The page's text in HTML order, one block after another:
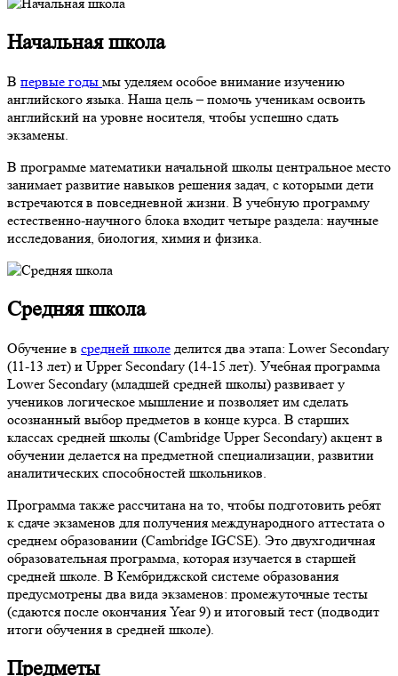
Начальная школа
В первые годы мы уделяем особое внимание изучению
английского языка. Наша цель – помочь ученикам освоить
английский на уровне носителя, чтобы успешно сдать
экзамены.
В программе математики начальной школы центральное место
занимает развитие навыков решения задач, с которыми дети
встречаются в повседневной жизни. В учебную программу
естественно-научного блока входит четыре раздела: научные
исследования, биология, химия и физика.
Средняя школа
Обучение в средней школе делится два этапа: Lower Secondary
(11-13 лет) и Upper Secondary (14-15 лет). Учебная программа
Lower Secondary (младшей средней школы) развивает у
учеников логическое мышление и позволяет им сделать
осознанный выбор предметов в конце курса. В старших
классах средней школы (Cambridge Upper Secondary) акцент в
обучении делается на предметной специализации, развитии
аналитических способностей школьников.
Программа также рассчитана на то, чтобы подготовить ребят
к сдаче экзаменов для получения международного аттестата о
среднем образовании (Cambridge IGCSE). Это двухгодичная
образовательная программа, которая изучается в старшей
средней школе. В Кембриджской системе образования
предусмотрены два вида экзаменов: промежуточные тесты
(сдаются после окончания Year 9) и итоговый тест (подводит
итоги обучения в средней школе).
Предметы